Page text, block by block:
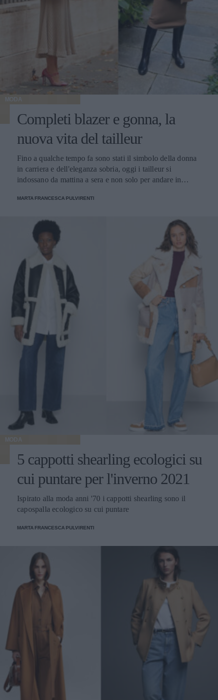
MODA
Completi blazer e gonna, la
nuova vita del tailleur
Fino a qualche tempo fa sono stati il simbolo della donna
in carriera e dell'eleganza sobria, oggi i tailleur si
indossano da mattina a sera e non solo per andare in
MARTA FRANCESCA PULVIRENTI
MODA
5 cappotti shearling ecologici su
cui puntare per l'inverno 2021
Ispirato alla moda anni '70 i cappotti shearling sono il
capospalla ecologico su cui puntare
MARTA FRANCESCA PULVIRENTI